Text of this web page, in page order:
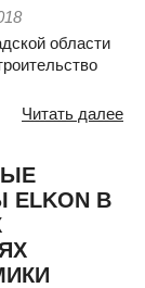
области
Читать далее
В